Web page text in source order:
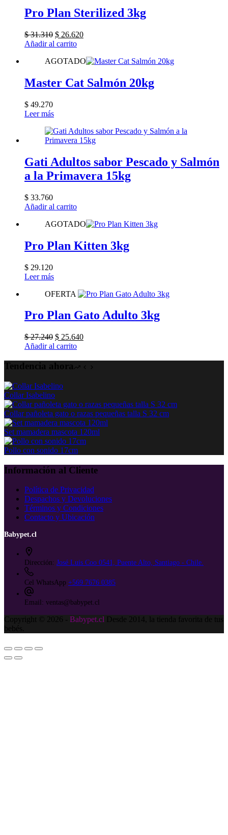
Pro Plan Sterilized 3kg
$31.310 El
precio
era:
$ 26.620El
es:
Añadir al carrito
AGOTADO
Master Cat Salmón 20kg
$ 49.270
Leer más
Gati Adultos sabor Pescado y Salmón
a la Primavera 15kg
$ 33.760
Añadir al carrito
AGOTADO
Pro Plan Kitten 3kg
$ 29.120
Leer más
OFERTA
Pro Plan Gato Adulto 3kg
$27.240 El
precio
era:
$ 25.640El
es:
Añadir al carrito
Tendencia ahora
Collar Isabelino
Collar pañoleta gato o razas pequeñas talla S 32 cm
Set mamadera mascota 120ml
Pollo con sonido 17cm
Información al Cliente
Política de Privacidad
Despachos y Devoluciones
Términos y Condiciones
Contacto y Ubicación
Babypet.cl
Dirección: José Luis Coo 0541, Puente Alto, Santiago - Chile.
Cel WhatsApp +569 7676 0385
Email: ventas@babypet.cl
Copyright © 2026 - Babypet.cl Desde 2014, la tienda favorita de tus
bebés.